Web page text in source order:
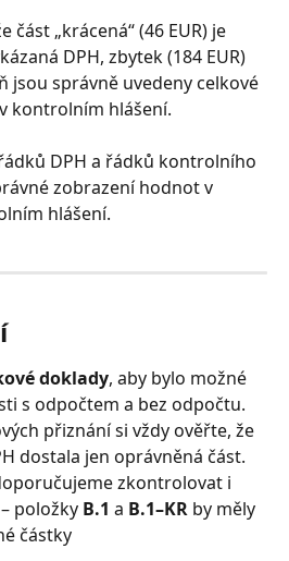
část „krácená“ (46 EUR) je
DPH, zbytek (184 EUR)
jsou správně uvedeny celkové
kontrolním hlášení.
DPH a řádků kontrolního
zobrazení hodnot v
hlášení.
doklady, aby bylo možné
s odpočtem a bez odpočtu.
přiznání si vždy ověřte, že
dostala jen oprávněná část.
zkontrolovat i
položky B.1 a B.1–KR by měly
částky